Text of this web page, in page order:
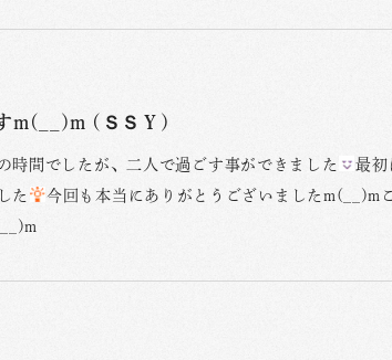
m(__)m (ＳＳＹ)
時間でしたが、二人で過ごす事ができました
最初
た
今回も本当にありがとうございましたm(__)m